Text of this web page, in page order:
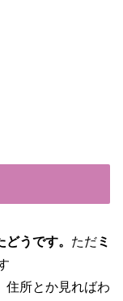
うです。 ただミ
住所とか見ればわ